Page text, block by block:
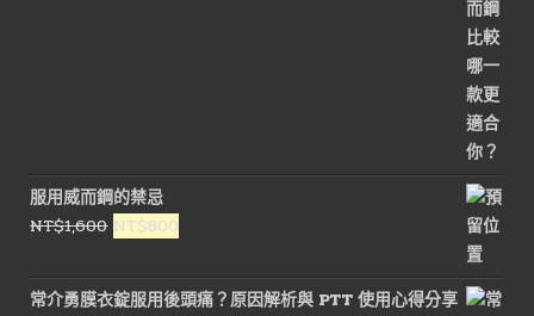
服用威而鋼的禁忌
NT$1,600 原
價
格：
NT$800
價
格：
常介勇膜衣錠服用後頭痛？原因解析與 PTT 使用心得分享